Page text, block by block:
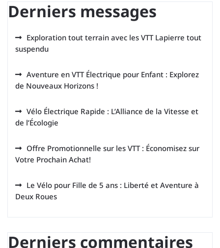
Derniers messages
Exploration tout terrain avec les VTT Lapierre tout
suspendu
Aventure en VTT Électrique pour Enfant : Explorez
de Nouveaux Horizons !
Vélo Électrique Rapide : L’Alliance de la Vitesse et
de l’Écologie
Offre Promotionnelle sur les VTT : Économisez sur
Votre Prochain Achat!
Le Vélo pour Fille de 5 ans : Liberté et Aventure à
Deux Roues
Derniers commentaires